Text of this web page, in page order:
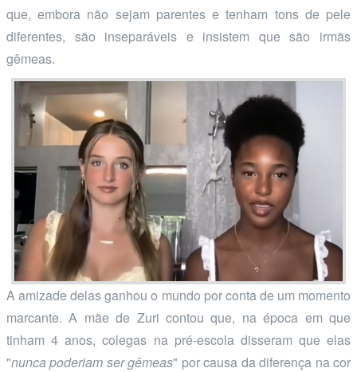
que, embora não sejam parentes e tenham tons de pele
diferentes, são inseparáveis e insistem que são irmãs
gêmeas.
A amizade delas ganhou o mundo por conta de um momento
marcante. A mãe de Zuri contou que, na época em que
tinham 4 anos, colegas na pré-escola disseram que elas
"nunca poderiam ser gêmeas" por causa da diferença na cor